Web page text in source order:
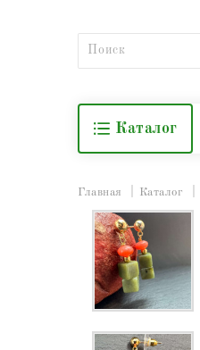
Каталог
Главная Каталог